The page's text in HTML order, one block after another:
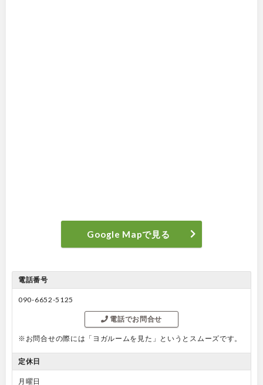
Google Mapで見る
電話番号
090-6652-5125
電話でお問合せ
※お問合せの際には「ヨガルームを見た」というとスムーズです。
定休日
月曜日